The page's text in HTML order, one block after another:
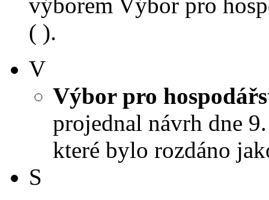
výborem Výbor pro
( ).
V
Výbor pro
projednal návrh dne
které bylo rozdáno
S